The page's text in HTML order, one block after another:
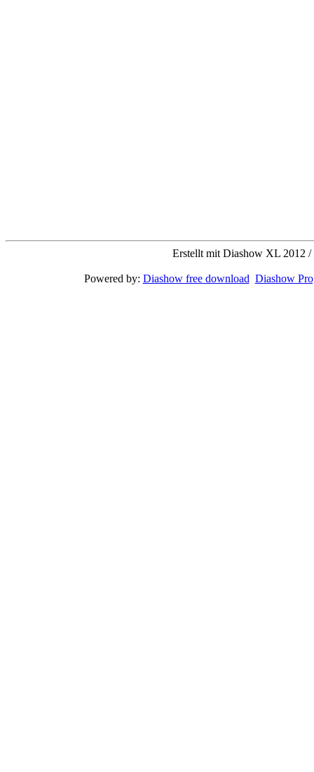
Erstellt mit Diashow XL 2012
Powered by: Diashow free download Diashow